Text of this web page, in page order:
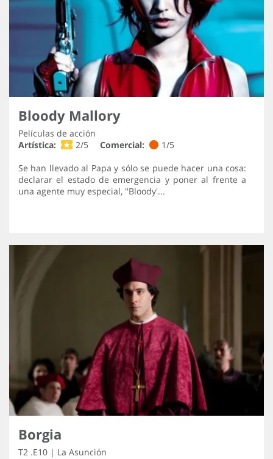
Bloody Mallory
Películas de acción
Artística:
2/5 Comercial:
1/5
Se han llevado al Papa y sólo se puede hacer una cosa:
declarar el estado de emergencia y poner al frente a
una agente muy especial, ''Bloody'...
Borgia
T2 .E10 | La Asunción